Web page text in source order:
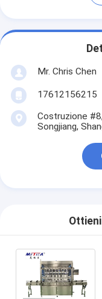
Mr. Chris Chen
17612156215
Costruzione
Songjiang,